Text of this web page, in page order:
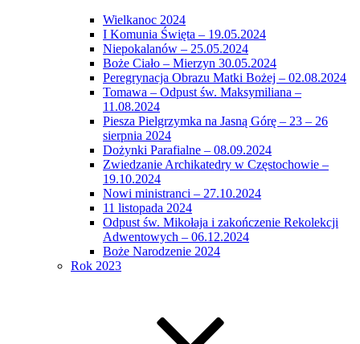
Wielkanoc 2024
I Komunia Święta – 19.05.2024
Niepokalanów – 25.05.2024
Boże Ciało – Mierzyn 30.05.2024
Peregrynacja Obrazu Matki Bożej – 02.08.2024
Tomawa – Odpust św. Maksymiliana –
11.08.2024
Piesza Pielgrzymka na Jasną Górę – 23 – 26
sierpnia 2024
Dożynki Parafialne – 08.09.2024
Zwiedzanie Archikatedry w Częstochowie –
19.10.2024
Nowi ministranci – 27.10.2024
11 listopada 2024
Odpust św. Mikołaja i zakończenie Rekolekcji
Adwentowych – 06.12.2024
Boże Narodzenie 2024
Rok 2023